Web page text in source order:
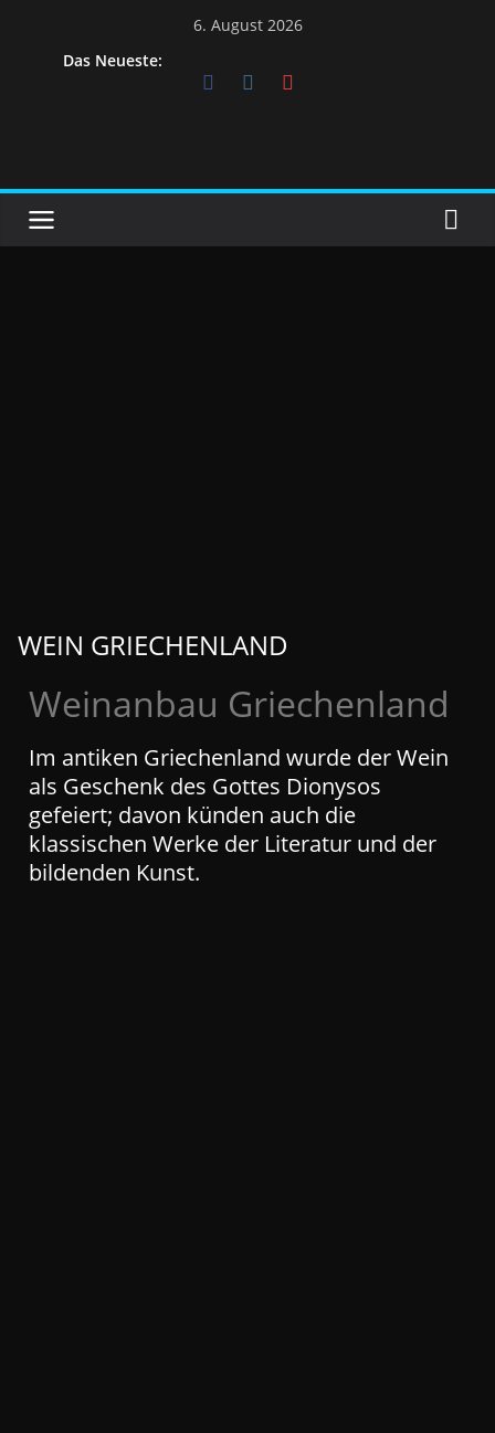
6. August 2026
Das Neueste:
WEIN GRIECHENLAND
Weinanbau Griechenland
Im antiken Griechenland wurde der Wein
als Geschenk des Gottes Dionysos
gefeiert; davon künden auch die
klassischen Werke der Literatur und der
bildenden Kunst.